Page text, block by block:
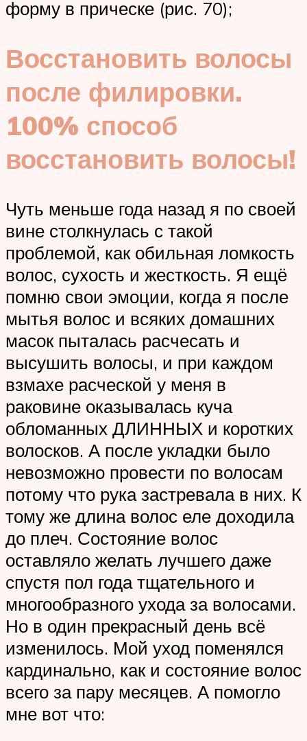
форму в прическе (рис. 70);
Восстановить волосы
после филировки.
100% способ
восстановить волосы!
Чуть меньше года назад я по своей
вине столкнулась с такой
проблемой, как обильная ломкость
волос, сухость и жесткость. Я ещё
помню свои эмоции, когда я после
мытья волос и всяких домашних
масок пыталась расчесать и
высушить волосы, и при каждом
взмахе расческой у меня в
раковине оказывалась куча
обломанных ДЛИННЫХ и коротких
волосков. А после укладки было
невозможно провести по волосам
потому что рука застревала в них. К
тому же длина волос еле доходила
до плеч. Состояние волос
оставляло желать лучшего даже
спустя пол года тщательного и
многообразного ухода за волосами.
Но в один прекрасный день всё
изменилось. Мой уход поменялся
кардинально, как и состояние волос
всего за пару месяцев. А помогло
мне вот что: